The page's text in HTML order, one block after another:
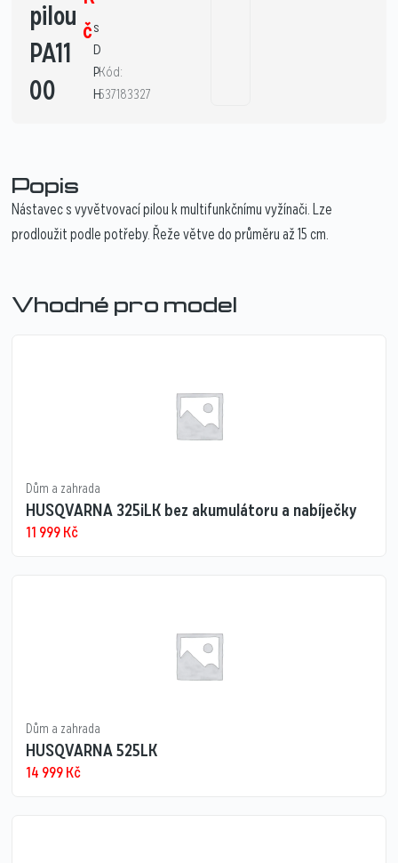
pilou
PA11
00
čs
D
P
H
Kód:
537183327
Popis
Nástavec s vyvětvovací pilou k multifunkčnímu vyžínači. Lze
prodloužit podle potřeby. Řeže větve do průměru až 15 cm.
Vhodné pro model
Dům a zahrada
HUSQVARNA 325iLK bez akumulátoru a nabíječky
11 999Kč
Dům a zahrada
HUSQVARNA 525LK
14 999Kč